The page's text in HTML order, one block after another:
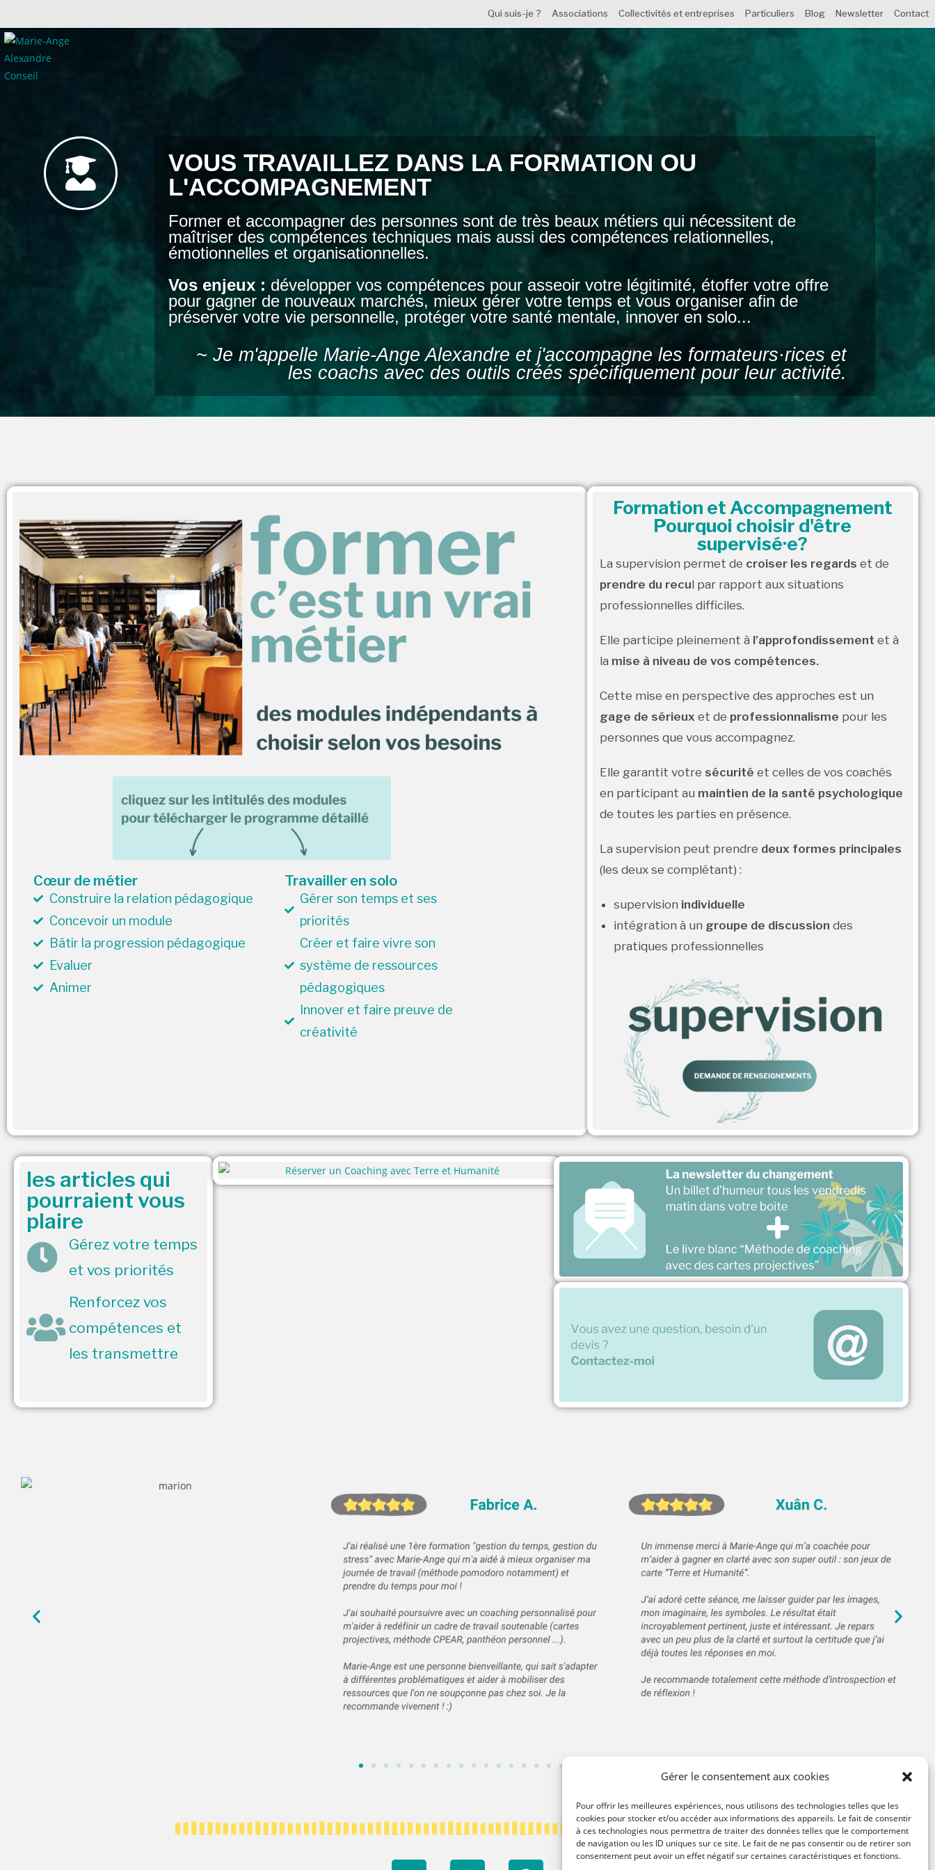
Gérer le consentement aux cookies
Pour offrir les meilleures expériences, nous utilisons des technologies telles que les
cookies pour stocker et/ou accéder aux informations des appareils. Le fait de consentir
à ces technologies nous permettra de traiter des données telles que le comportement
de navigation ou les ID uniques sur ce site. Le fait de ne pas consentir ou de retirer son
consentement peut avoir un effet négatif sur certaines caractéristiques et fonctions.
Qui suis-je ? Associations Collectivités et entreprises Particuliers Blog Newsletter Contact
VOUS TRAVAILLEZ DANS LA FORMATION OU
L'ACCOMPAGNEMENT
Former et accompagner des personnes sont de très beaux métiers qui nécessitent de
maîtriser des compétences techniques mais aussi des compétences relationnelles,
émotionnelles et organisationnelles.
Vos enjeux : développer vos compétences pour asseoir votre légitimité, étoffer votre offre
pour gagner de nouveaux marchés, mieux gérer votre temps et vous organiser afin de
préserver votre vie personnelle, protéger votre santé mentale, innover en solo...
~ Je m'appelle Marie-Ange Alexandre et j'accompagne les formateurs·rices et
les coachs avec des outils créés spécifiquement pour leur activité.
Cœur de métier
Construire la relation pédagogique
Concevoir un module
Bâtir la progression pédagogique
Evaluer
Animer
Travailler en solo
Gérer son temps et ses
priorités
Créer et faire vivre son
système de ressources
pédagogiques
Innover et faire preuve de
créativité
Formation et Accompagnement
Pourquoi choisir d'être
supervisé·e?
La supervision permet de croiser les regards et de
prendre du recul par rapport aux situations
professionnelles difficiles.
Elle participe pleinement à l’approfondissement et à
la mise à niveau de vos compétences.
Cette mise en perspective des approches est un
gage de sérieuxet de professionnalisme pour les
personnes que vous accompagnez.
Elle garantit votre sécurité et celles de vos coachés
en participant au maintien de la santé psychologique
de toutes les parties en présence.
La supervision peut prendre deux formes principales
(les deux se complétant) :
supervision individuelle
intégration à un groupe de discussion des
pratiques professionnelles
les articles qui
pourraient vous
plaire
Gérez votre temps
et vos priorités
Renforcez vos
compétences et
les transmettre